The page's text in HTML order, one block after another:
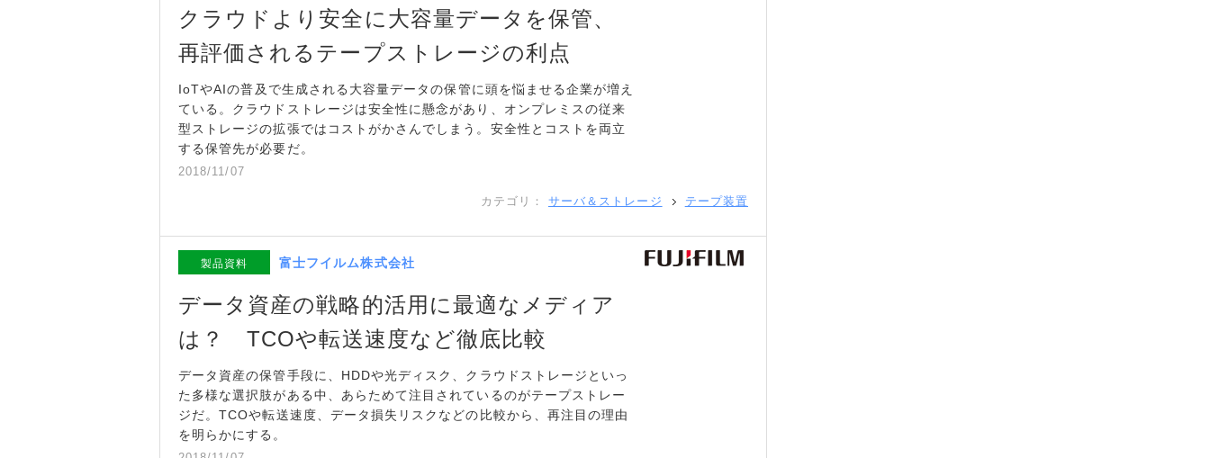
クラウドより安全に大容量データを保管、
再評価されるテープストレージの利点
IoTやAIの普及で生成される大容量データの保管に頭を悩ませる企業が増え
ている。クラウドストレージは安全性に懸念があり、オンプレミスの従来
型ストレージの拡張ではコストがかさんでしまう。安全性とコストを両立
する保管先が必要だ。
2018/11/07
カテゴリ： サーバ＆ストレージ テープ装置
製品資料 富士フイルム株式会社
データ資産の戦略的活用に最適なメディア
は？ TCOや転送速度など徹底比較
データ資産の保管手段に、HDDや光ディスク、クラウドストレージといっ
た多様な選択肢がある中、あらためて注目されているのがテープストレー
ジだ。TCOや転送速度、データ損失リスクなどの比較から、再注目の理由
を明らかにする。